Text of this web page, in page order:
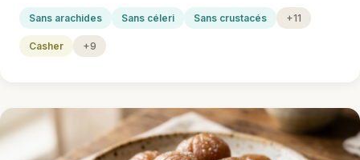
Sans arachides Sans céleri Sans crustacés +11
Casher +9